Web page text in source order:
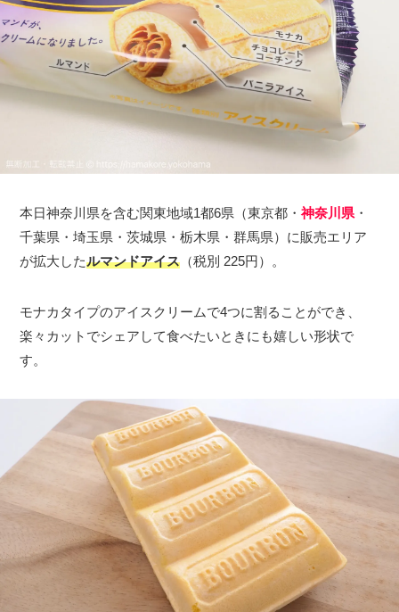
本日神奈川県を含む関東地域1都6県（東京都・神奈川県 ・
千葉県・埼玉県・茨城県・栃木県・群馬県）に販売エリア
が拡大したルマンドアイス （税別 225円）。
モナカタイプのアイスクリームで4つに割ることができ、
楽々カットでシェアして食べたいときにも嬉しい形状で
す。